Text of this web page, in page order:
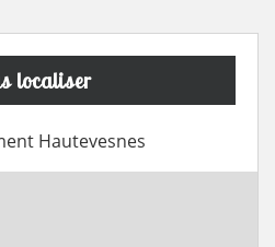
localiser
Hautevesnes